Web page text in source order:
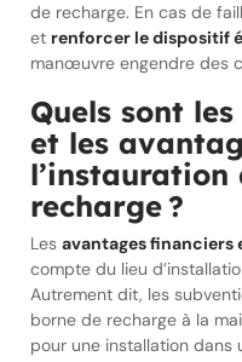
de recharge. En cas de
et renforcer le dispositif
manœuvre engendre des
Quels sont
et les
l’instauration
recharge ?
Les avantages financiers
compte du lieu
Autrement dit, les
borne de recharge à la
pour une installation dans